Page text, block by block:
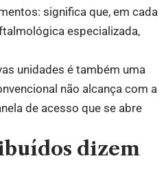
significa que, em cada
especializada,
unidades é também uma
não alcança com a
de acesso que se abre
dizem